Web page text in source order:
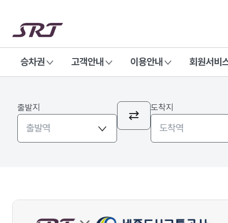
SRT - Super Rapid Train
승차권 고객안내 이용안내 회원서비
잔여석조회영역
출발지
출발지 도착지 바꾸기
도착지